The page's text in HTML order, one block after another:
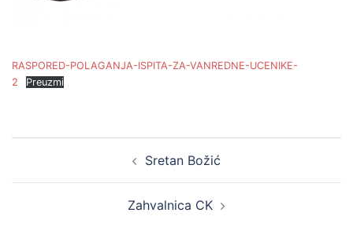
RASPORED-POLAGANJA-ISPITA-ZA-VANREDNE-UCENIKE-
2
Preuzmi
Sretan Božić
Zahvalnica CK